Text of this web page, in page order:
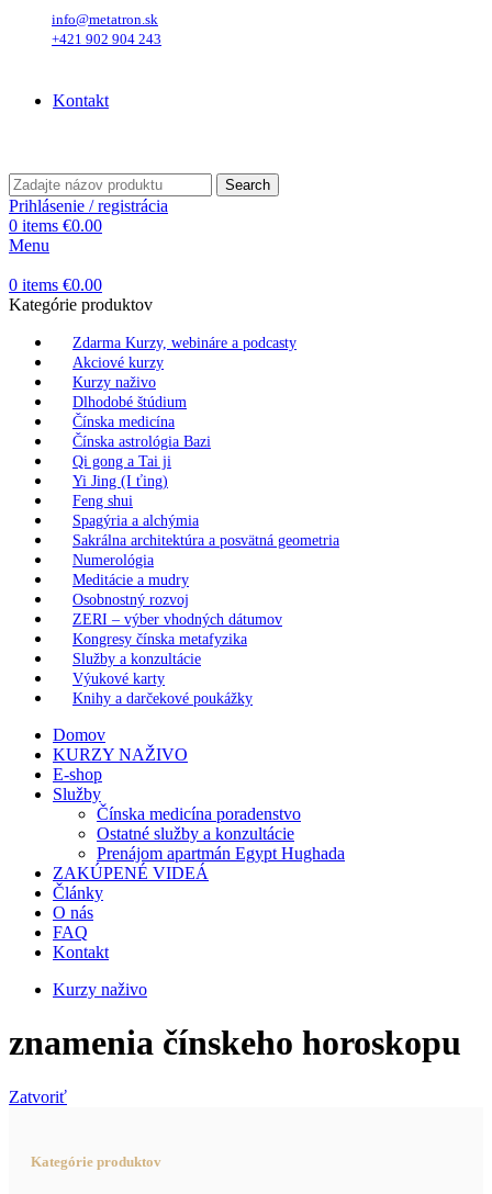
info@metatron.sk
+421 902 904 243
Kontakt
Search
Prihlásenie / registrácia
0 items €0.00
Menu
0 items €0.00
Kategórie produktov
Zdarma Kurzy, webináre a podcasty
Akciové kurzy
Kurzy naživo
Dlhodobé štúdium
Čínska medicína
Čínska astrológia Bazi
Qi gong a Tai ji
Yi Jing (I ťing)
Feng shui
Spagýria a alchýmia
Sakrálna architektúra a posvätná geometria
Numerológia
Meditácie a mudry
Osobnostný rozvoj
ZERI – výber vhodných dátumov
Kongresy čínska metafyzika
Služby a konzultácie
Výukové karty
Knihy a darčekové poukážky
Domov
KURZY NAŽIVO
E-shop
Služby
Čínska medicína poradenstvo
Ostatné služby a konzultácie
Prenájom apartmán Egypt Hughada
ZAKÚPENÉ VIDEÁ
Články
O nás
FAQ
Kontakt
Kurzy naživo
znamenia čínskeho horoskopu
Zatvoriť
Kategórie produktov